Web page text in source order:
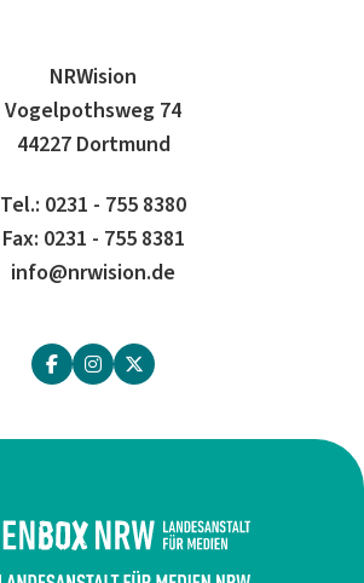
NRWision
Vogelpothsweg 74
44227 Dortmund
Tel.: 0231 - 755 8380
Fax: 0231 - 755 8381
info@nrwision.de